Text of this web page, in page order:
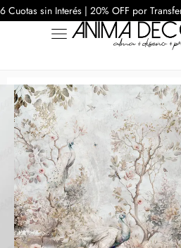
6 Cuotas sin Interés | 20% OFF por